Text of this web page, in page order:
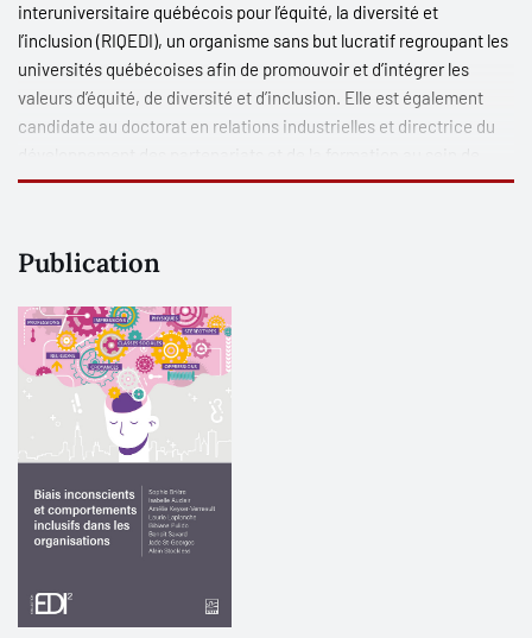
interuniversitaire québécois pour l’équité, la diversité et
l’inclusion (RIQEDI), un organisme sans but lucratif regroupant les
universités québécoises afin de promouvoir et d’intégrer les
valeurs d’équité, de diversité et d’inclusion. Elle est également
candidate au doctorat en relations industrielles et directrice du
l’Institut EDI2(équité, diversité, inclusion, intersectionnalité).
Publication